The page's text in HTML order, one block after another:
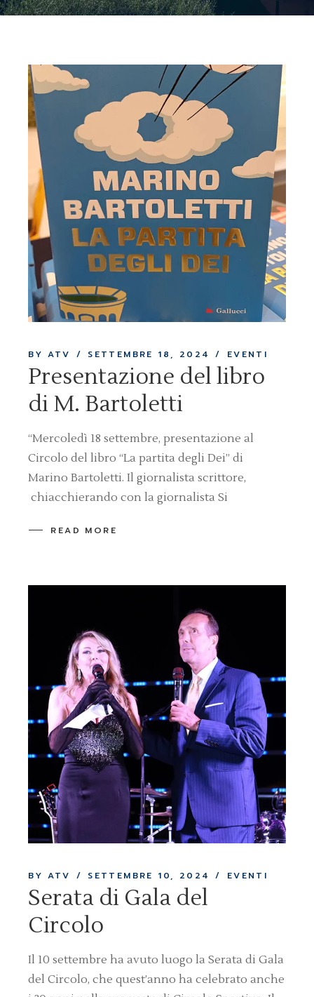
BY ATV SETTEMBRE 18, 2024 EVENTI
Presentazione del libro
di M. Bartoletti
“Mercoledì 18 settembre, presentazione al
Circolo del libro “La partita degli Dei” di
Marino Bartoletti. Il giornalista scrittore,
chiacchierando con la giornalista Si
READ MORE
BY ATV SETTEMBRE 10, 2024 EVENTI
Serata di Gala del
Circolo
Il 10 settembre ha avuto luogo la Serata di Gala
del Circolo, che quest’anno ha celebrato anche